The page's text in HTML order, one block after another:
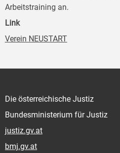
Arbeitstraining an.
Link
Verein NEUSTART
Die österreichische Justiz
Bundesministerium für Justiz
justiz.gv.at
bmj.gv.at